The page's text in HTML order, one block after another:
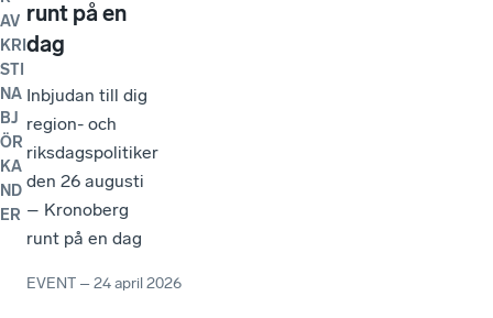
AV
KRI
STI
NA
BJ
ÖR
KA
ND
ER
runt på en
dag
Inbjudan till dig
region- och
riksdagspolitiker
den 26 augusti
– Kronoberg
runt på en dag
EVENT –24 april 2026